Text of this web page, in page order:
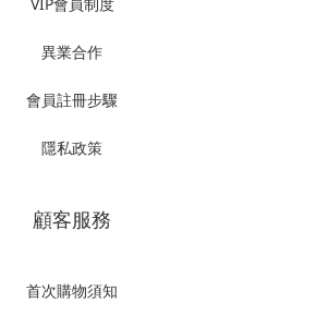
異業合作
會員註冊步驟
隱私政策
顧客服務
首次購物須知